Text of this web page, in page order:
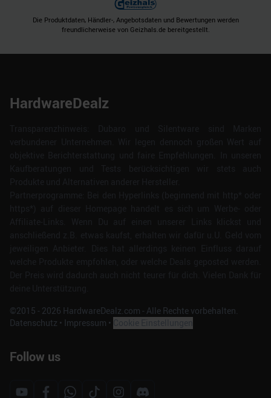
Die Produktdaten, Händler-, Angebotsdaten und Bewertungen werden
freundlicherweise von Geizhals.de bereitgestellt.
HardwareDealz
©2015 - 2026 HardwareDealz.com - Alle Rechte vorbehalten.
Datenschutz • Impressum •
Follow us